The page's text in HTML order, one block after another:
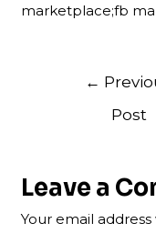
marketplace;fb
Post
←
Post
Leave a
Your email